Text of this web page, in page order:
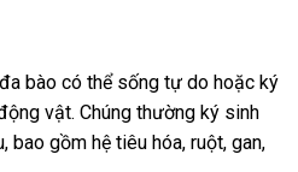
bào có thể sống tự do hoặc ký
vật. Chúng thường ký sinh
bao gồm hệ tiêu hóa, ruột, gan,